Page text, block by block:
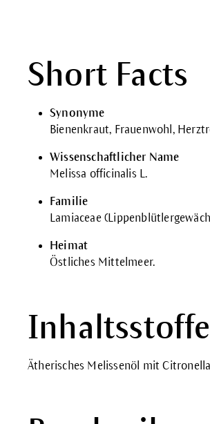
Short Facts
Synonyme
Bienenkraut, Frauenwohl,
Wissenschaftlicher Name
Melissa officinalis L.
Familie
Lamiaceae
Heimat
Östliches Mittelmeer.
Inhaltsstoffe
Ätherisches Melissenöl mit